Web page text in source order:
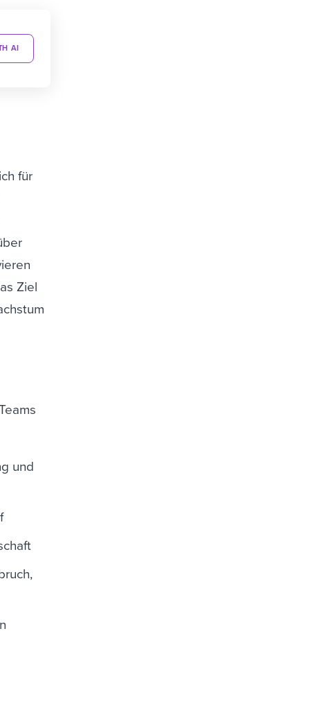
AI
für
Ziel
und